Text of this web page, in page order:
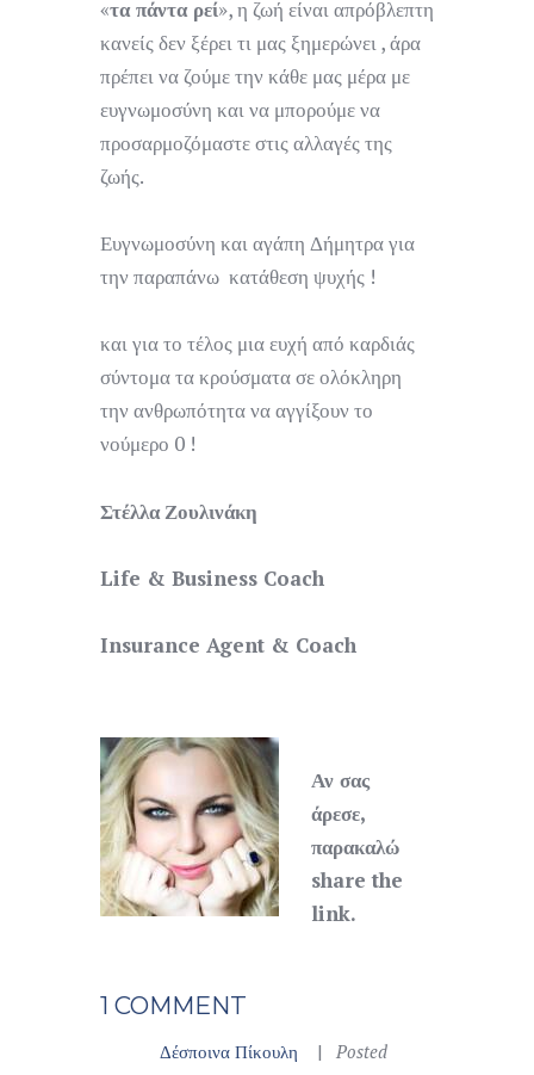
«τα πάντα ρεί», η ζωή είναι απρόβλεπτη
κανείς δεν ξέρει τι μας ξημερώνει , άρα
πρέπει να ζούμε την κάθε μας μέρα με
ευγνωμοσύνη και να μπορούμε να
προσαρμοζόμαστε στις αλλαγές της
ζωής.
Ευγνωμοσύνη και αγάπη Δήμητρα για
την παραπάνω κατάθεση ψυχής !
και για το τέλος μια ευχή από καρδιάς
σύντομα τα κρούσματα σε ολόκληρη
την ανθρωπότητα να αγγίξουν το
νούμερο 0 !
ΣτέλλαΖουλινάκη
Life & Business Coach
Insurance Agent & Coach
Αν σας
άρεσε,
παρακαλώ
share the
link.
1 COMMENT
Δέσποινα Πίκουλη
Posted